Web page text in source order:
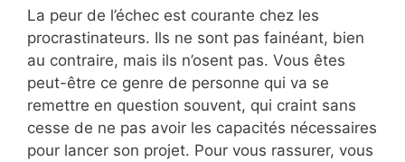
La peur de l’échec est courante chez les
procrastinateurs. Ils ne sont pas fainéant, bien
au contraire, mais ils n’osent pas. Vous êtes
peut-être ce genre de personne qui va se
remettre en question souvent, qui craint sans
cesse de ne pas avoir les capacités nécessaires
pour lancer son projet. Pour vous rassurer, vous